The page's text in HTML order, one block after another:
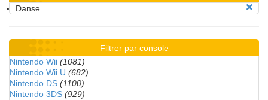
Danse
Filtrer par console
Nintendo Wii (1081)
Nintendo Wii U (682)
Nintendo DS (1100)
Nintendo 3DS (929)